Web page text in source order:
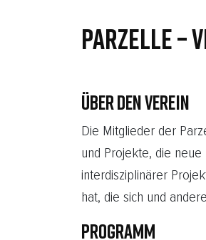
PARZELLE –
ÜBER DEN VEREIN
Die Mitglieder der
und Projekte, die
interdisziplinärer
hat, die sich und
PROGRAMM